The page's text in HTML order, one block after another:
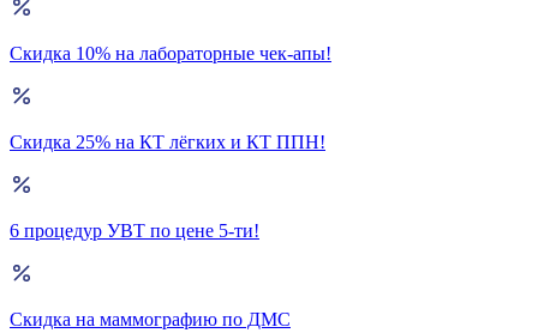
Скидка 10% на лабораторные чек-апы!
Скидка 25% на КТ лёгких и КТ ППН!
6 процедур УВТ по цене 5-ти!
Скидка на маммографию по ДМС